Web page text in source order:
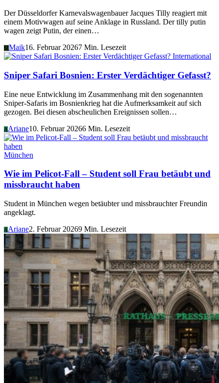
Der Düsseldorfer Karnevalswagenbauer Jacques Tilly reagiert mit
einem Motivwagen auf seine Anklage in Russland. Der tilly putin
wagen zeigt Putin, der einen…
MMaik16. Februar 20267 Min. Lesezeit
International
Sniper Safari Bosnien: Erster Verdächtiger Gefasst?
Eine neue Entwicklung im Zusammenhang mit den sogenannten
Sniper-Safaris im Bosnienkrieg hat die Aufmerksamkeit auf sich
gezogen. Bei diesen abscheulichen Ereignissen sollen…
AAriane10. Februar 20266 Min. Lesezeit
München
Wie im Pelicot-Fall – Student soll Frau betäubt und
missbraucht haben
Student in München wegen betäubter und missbrauchter Freundin
angeklagt.
AAriane2. Februar 20269 Min. Lesezeit